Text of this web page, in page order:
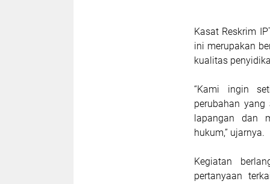
Kasat Reskrim
ini merupakan
kualitas
“Kami ingin
perubahan
lapangan dan
hukum,” ujarnya.
Kegiatan
pertanyaan